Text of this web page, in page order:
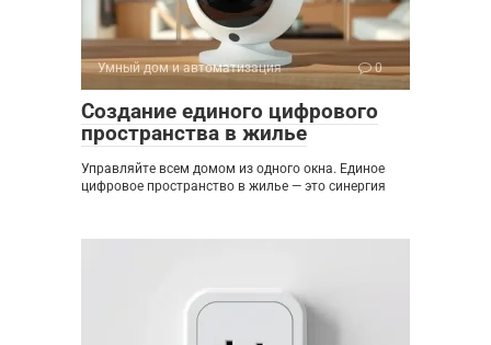
Умный дом и автоматизация 0
Создание единого цифрового
пространства в жилье
Управляйте всем домом из одного окна. Единое
цифровое пространство в жилье — это синергия